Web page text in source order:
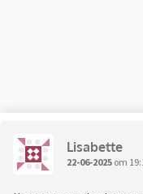
Lisabette
22-06-2025 om